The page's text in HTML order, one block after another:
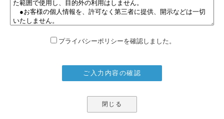
プライバシーポリシーを確認しました。